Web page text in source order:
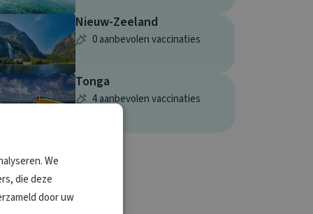
Nieuw-Zeeland
0 aanbevolen vaccinaties
Tonga
4 aanbevolen vaccinaties
We
die deze
door uw